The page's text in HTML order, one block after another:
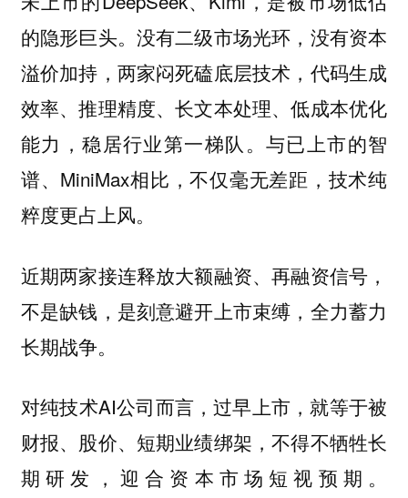
的隐形巨头。没有二级市场光环，没有资本
溢价加持，两家闷死磕底层技术，代码生成
效率、推理精度、长文本处理、低成本优化
能力，稳居行业第一梯队。与已上市的智
谱、MiniMax相比，不仅毫无差距，技术纯
粹度更占上风。
近期两家接连释放大额融资、再融资信号，
不是缺钱，是刻意避开上市束缚，全力蓄力
长期战争。
对纯技术AI公司而言，过早上市，就等于被
财报、股价、短期业绩绑架，不得不牺牲长
期研发，迎合资本市场短视预期。